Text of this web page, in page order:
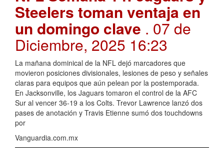
Steelers toman ventaja en
un domingo clave . 07 de
Diciembre, 2025 16:23
La mañana dominical de la NFL dejó marcadores que
movieron posiciones divisionales, lesiones de peso y señales
claras para equipos que aún pelean por la postemporada.
En Jacksonville, los Jaguars tomaron el control de la AFC
Sur al vencer 36-19 a los Colts. Trevor Lawrence lanzó dos
pases de anotación y Travis Etienne sumó dos touchdowns
por
Vanguardia.com.mx